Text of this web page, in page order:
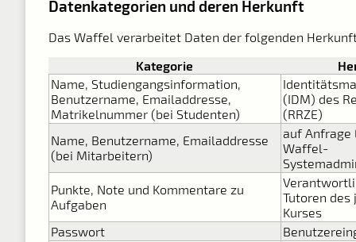
Datenkategorien und deren Herkunft
Das Waffel verarbeitet Daten der folgenden
Kategorie
Name, Studiengangsinformation,
Benutzername, Emailaddresse,
Matrikelnummer (bei Studenten)
(IDM) des
(RRZE)
Name, Benutzername, Emailaddresse
(bei Mitarbeitern)
auf Anfrage
Waffel-
Punkte, Note und Kommentare zu
Aufgaben
Tutoren
Kurses
Passwort